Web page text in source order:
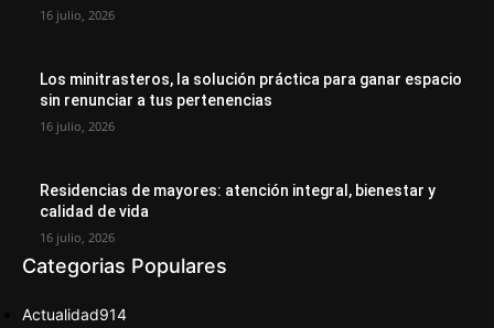
16 julio, 2026
Los minitrasteros, la solución práctica para ganar espacio
sin renunciar a tus pertenencias
16 julio, 2026
Residencias de mayores: atención integral, bienestar y
calidad de vida
16 julio, 2026
Categorias Populares
Actualidad914